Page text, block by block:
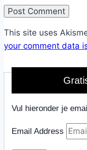
This site uses
your comment data
Vul hieronder je
Email Address